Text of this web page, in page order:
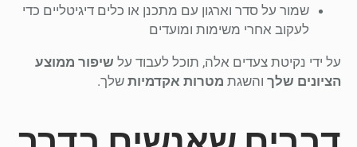
שמור על סדר וארגון עם מתכנן או כלים דיגיטליים כדי
לעקוב אחרי משימות ומועדים
על ידי נקיטת צעדים אלה, תוכל לעבוד על שיפור ממוצע
הציונים שלך והשגת מטרות אקדמיות שלך.